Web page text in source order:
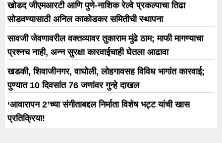
खोडद जीएमआरटी आणि पुणे-नाशिक रेल्वे प्रकल्पाचा तिढा
सोडवण्यासाठी अनिल काकोडकर समितीची स्थापना
सावजी जेवणावरील वक्तव्यावर तुकाराम मुंढे ठाम; माफी मागण्याचा
प्रश्नच नाही, अन्न सुरक्षा कारवाईचाही घेतला आढावा
खडकी, शिवाजीनगर, वाघोली, लोहगावसह विविध भागांत कारवाई;
पुण्यात 10 दिवसांत 76 जणांवर गुन्हे दाखल
‘आवारापन 2’च्या संगीताबद्दल निर्माता विशेष भट्ट यांची खास
प्रतिक्रिया!